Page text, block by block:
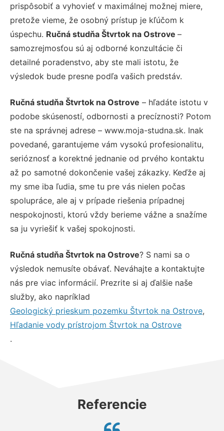
prispôsobiť a vyhovieť v maximálnej možnej miere,
pretože vieme, že osobný prístup je kľúčom k
úspechu. Ručná studňa Štvrtok na Ostrove –
samozrejmosťou sú aj odborné konzultácie či
detailné poradenstvo, aby ste mali istotu, že
výsledok bude presne podľa vašich predstáv.
Ručná studňa Štvrtok na Ostrove – hľadáte istotu v
podobe skúseností, odbornosti a precíznosti? Potom
ste na správnej adrese – www.moja-studna.sk. Inak
povedané, garantujeme vám vysokú profesionalitu,
serióznosť a korektné jednanie od prvého kontaktu
až po samotné dokončenie vašej zákazky. Keďže aj
my sme iba ľudia, sme tu pre vás nielen počas
spolupráce, ale aj v prípade riešenia prípadnej
nespokojnosti, ktorú vždy berieme vážne a snažíme
sa ju vyriešiť k vašej spokojnosti.
Ručná studňa Štvrtok na Ostrove? S nami sa o
výsledok nemusíte obávať. Neváhajte a kontaktujte
nás pre viac informácií. Prezrite si aj ďalšie naše
služby, ako napríklad
Geologický prieskum pozemku Štvrtok na Ostrove,
Hľadanie vody prístrojom Štvrtok na Ostrove
.
Referencie